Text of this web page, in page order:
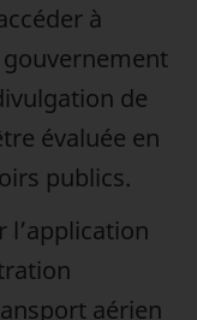
à
de
évaluée en
publics.
l’application
aérien